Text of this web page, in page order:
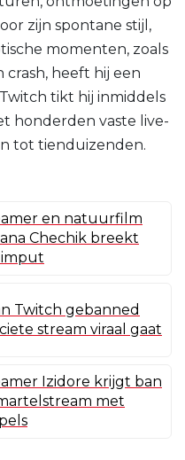
zijn spontane stijl,
momenten, zoals
heeft hij een
tikt hij inmiddels
honderden vaste live-
tot tienduizenden.
en natuurfilm
Chechik breekt
Twitch gebanned
stream viraal gaat
Izidore krijgt ban
met